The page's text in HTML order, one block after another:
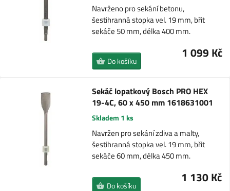
Navrženo pro sekání betonu,
šestihranná stopka vel. 19 mm, břit
sekáče 50 mm, délka 400 mm.
1 099 Kč
Do košíku
Sekáč lopatkový Bosch PRO HEX
19-4C, 60 x 450 mm 1618631001
Skladem 1 ks
Navržen pro sekání zdiva a malty,
šestihranná stopka vel. 19 mm, břit
sekáče 60 mm, délka 450 mm.
1 130 Kč
Do košíku